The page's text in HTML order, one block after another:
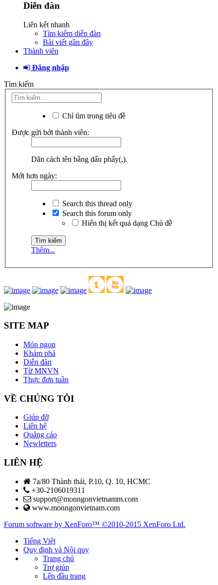
Diễn đàn
Liên kết nhanh
Tìm kiếm diễn đàn
Bài viết gần đây
Thành viên
Đăng nhập
Tìm kiếm
Chỉ tìm trong tiêu đề
Được gửi bởi thành viên:
Dãn cách tên bằng dấu phẩy(,).
Mới hơn ngày:
Search this thread only
Search this forum only
Hiển thị kết quả dạng Chủ đề
Thêm...
SITE MAP
Món ngon
Khám phá
Diễn đàn
Từ MNVN
Thực đơn tuần
VỀ CHÚNG TÔI
Giúp đỡ
Liên hệ
Quảng cáo
Newletters
LIÊN HỆ
7a/80 Thành thái, P.10, Q. 10, HCMC
+30-2106019311
support@monngonvietnamm.com
www.monngonvietnam.com
Forum software by XenForo™ ©2010-2015 XenForo Ltd.
Tiếng Việt
Quy định và Nội quy
Trang chủ
Trợ giúp
Lên đầu trang